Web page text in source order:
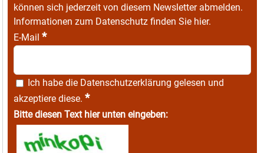
können sich jederzeit von diesem Newsletter abmelden.
Informationen zum Datenschutz finden Sie hier.
E-Mail *
Ich habe die Datenschutzerklärung gelesen und
akzeptiere diese. *
Bitte diesen Text hier unten eingeben: